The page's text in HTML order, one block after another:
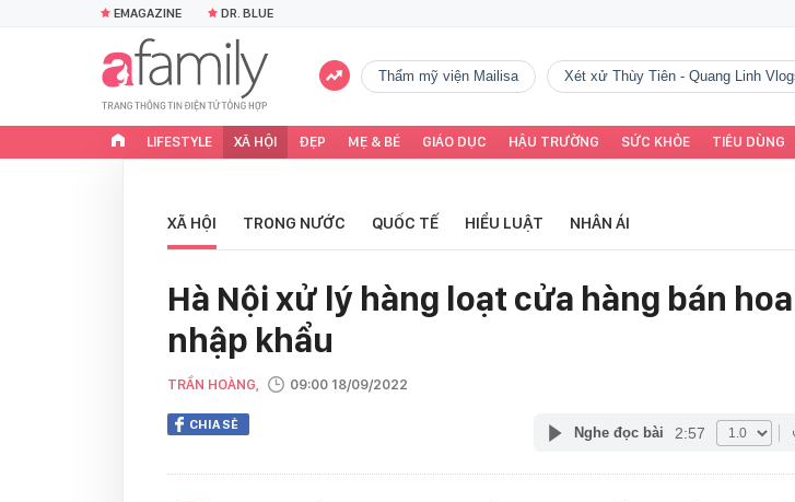
EMAGAZINE DR. BLUE
Thẩm mỹ viện Mailisa Xét xử Thùy Tiên - Quang Linh
LIFESTYLE XÃ HỘI ĐẸP MẸ & BÉ GIÁO DỤC HẬU TRƯỜNG SỨC KHỎE TIÊU DÙNG
XÃ HỘI TRONG NƯỚC QUỐC TẾ HIỂU LUẬT NHÂN ÁI
Hà Nội xử lý hàng loạt cửa hàng bán
nhập khẩu
TRẦN HOÀNG, 09:00 18/09/2022
CHIA SẺ Nghe đọc bài 2:57